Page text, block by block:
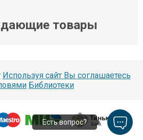
товары
Используя сайт Вы соглашаетесь
Библиотеки
Есть вопрос?